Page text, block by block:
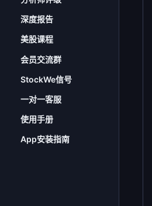
深度报告
美股课程
会员交流群
StockWe信号
一对一客服
使用手册
App安装指南